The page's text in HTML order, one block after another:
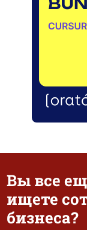
Вы все
ищете
бизнеса?